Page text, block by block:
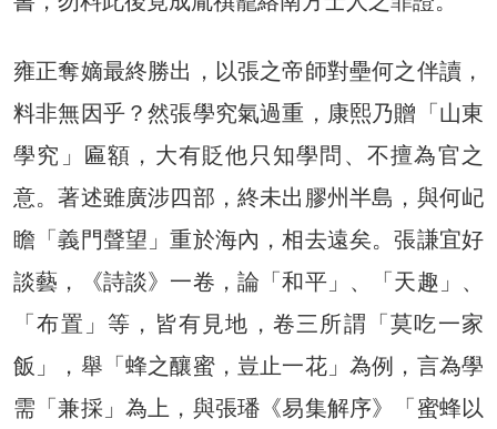
雍正奪嫡最終勝出，以張之帝師對壘何之伴讀，
料非無因乎？然張學究氣過重，康熙乃贈「山東
學究」匾額，大有貶他只知學問、不擅為官之
意。著述雖廣涉四部，終未出膠州半島，與何屺
瞻「義門聲望」重於海內，相去遠矣。張謙宜好
談藝，《詩談》一卷，論「和平」、「天趣」、
「布置」等，皆有見地，卷三所謂「莫吃一家
飯」，舉「蜂之釀蜜，豈止一花」為例，言為學
需「兼採」為上，與張璠《易集解序》「蜜蜂以